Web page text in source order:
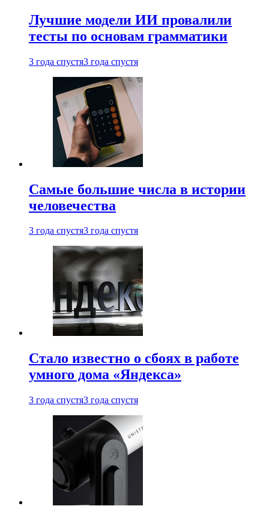
Лучшие модели ИИ провалили
тесты по основам грамматики
3 года спустя3 года спустя
Самые большие числа в истории
человечества
3 года спустя3 года спустя
Стало известно о сбоях в работе
умного дома «Яндекса»
3 года спустя3 года спустя